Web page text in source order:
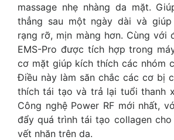
massage nhẹ nhàng da mặt.
thẳng sau một ngày dài và
rạng rỡ, mịn màng hơn. Cùng với
EMS-Pro được tích hợp trong
cơ mặt giúp kích thích các nhóm
Điều này làm săn chắc các cơ bị
thích tái tạo và trả lại tuổi thanh
Công nghệ Power RF mới nhất,
đẩy quá trình tái tạo collagen
vết nhăn trên da.